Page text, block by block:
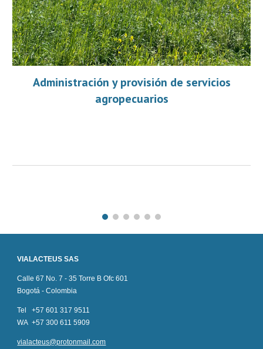
Administración y provisión de servicios
agropecuarios
VIALACTEUS SAS
Calle 67 No. 7 - 35 Torre B Ofc 601
Bogotá - Colombia
Tel +57 601 317 9511
WA +57 300 611 5909
vialacteus@protonmail.com